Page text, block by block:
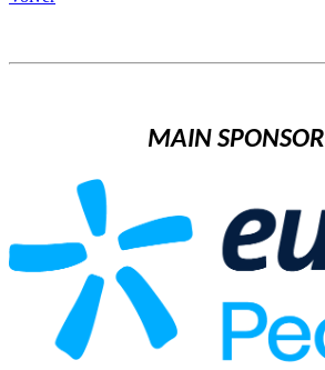
MAIN SPONSOR